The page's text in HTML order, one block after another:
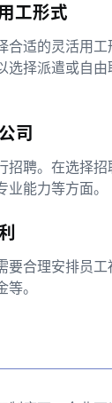
工形式
合适的灵活用
选择派遣或自
司
招聘。在选择
能力等方面。
要合理安排员
。